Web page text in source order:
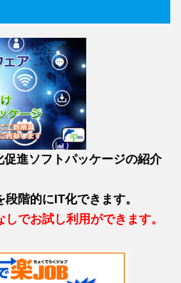
進ソフトパッケージの紹介
階的にIT化できます。
でお試し利用ができます。